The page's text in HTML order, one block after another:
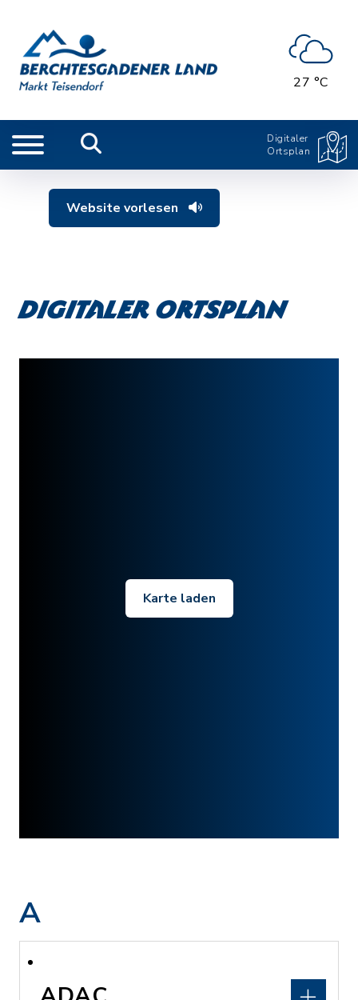
27 °C
Digitaler
Ortsplan
Website vorlesen
Digitaler Ortsplan
Karte laden
A